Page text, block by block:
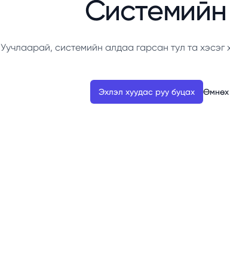
Уучлаарай, системийн алдаа гарсан тул та
Эхлэл хуудас руу буцах Өмнөх